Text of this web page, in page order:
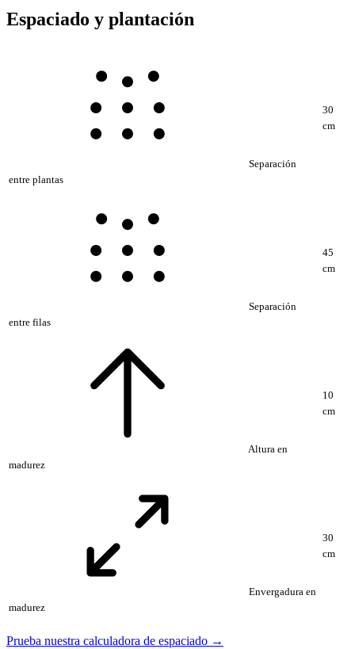
Espaciado y plantación
Separación
entre plantas
30
cm
Separación
entre filas
45
cm
Altura en
madurez
10
cm
Envergadura en
madurez
30
cm
Prueba nuestra calculadora de espaciado →